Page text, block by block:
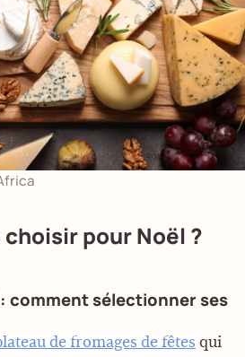
pour Noël ?
comment sélectionner ses
de fromages de fêtes qui